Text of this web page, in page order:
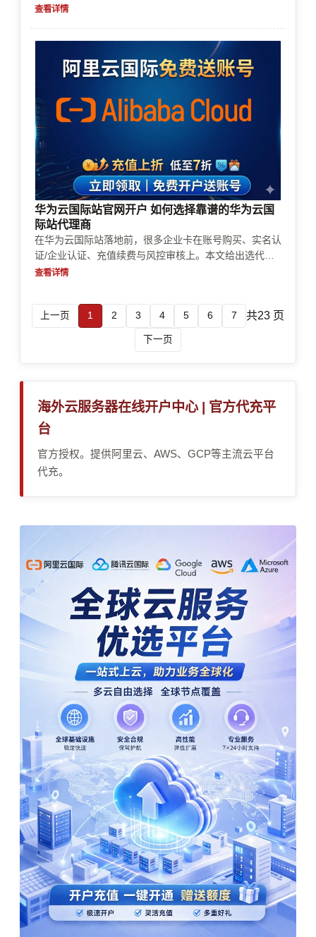
证无法通过、充值续费与支付方式触发风控、资源配额与
出检查清单与搭建方案，降低审核失败与成本失控风险。
查看详情
华为云国际站官网开户 如何选择靠谱的华为云国
际站代理商
在华为云国际站落地前，很多企业卡在账号购买、实名认
证/企业认证、充值续费与风控审核上。本文给出选代理
商的可验证标准：如何核对主体资质与账号归属，如何预
界。让你少走弯路，避免“代买代办”带来的合规与资金风
险。
查看详情
上一页 1 2 3 4 5 6 7 共23 页
下一页
海外云服务器在线开户中心 | 官方代充平
台
官方授权。提供阿里云、AWS、GCP等主流云平台
代充。